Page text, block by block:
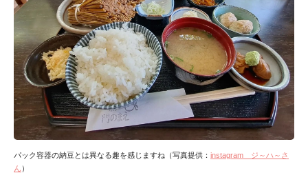
パック容器の納豆とは異なる趣を感じますね（写真提供： instagram ジ～ハ～さ
ん ）